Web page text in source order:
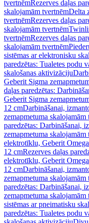
tvertnēmRezerves daļas
skalojamām tvertnēmDelta
tvertnēmRezerves daļas
skalojamām tvertnēm
tvertnēmRezerves daļas
skalojamām tvertnēm
sistēmas ar elektronisku
paredzētas: Tualetes podu
skalošanas aktivizāciju
Geberit Sigma
daļas paredzētas:
Geberit Sigma
12 cmDarbināšanai,
zemapmetuma
paredzētas: Darbināšanai,
zemapmetuma
elektrotīklu, Geberit
12 cmRezerves daļas
elektrotīklu, Geberit
12 cmDarbināšanai,
zemapmetuma
paredzētas: Darbināšanai,
zemapmetuma
sistēmas ar pneimatisku
paredzētas: Tualetes podu